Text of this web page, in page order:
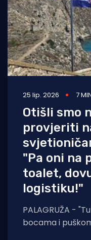
25 lip. 2026 7
Otišli smo
provjeriti
"Pa oni na
toalet,
logistiku!"
PALAGRUŽA -
bocama i